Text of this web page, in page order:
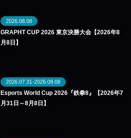
2026.08.08
GRAPHT CUP 2026 東京決勝大会【2026年8
月8日】
2026.07.31-2026.08.08
Esports World Cup 2026『鉄拳8』【2026年7
月31日～8月8日】